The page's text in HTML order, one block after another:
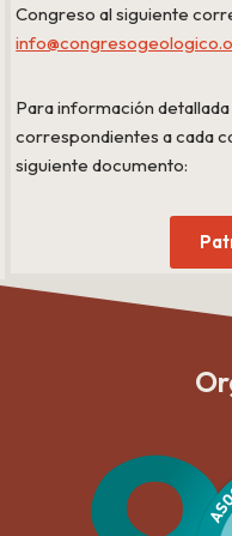
Congreso al siguiente
Para información
correspondientes a cada
siguiente documento: